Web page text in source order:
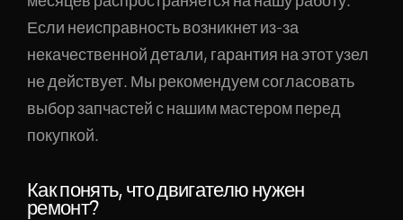
Если неисправность возникнет из-за
некачественной детали, гарантия на этот узел
не действует. Мы рекомендуем согласовать
выбор запчастей с нашим мастером перед
покупкой.
Как понять, что двигателю нужен
ремонт?